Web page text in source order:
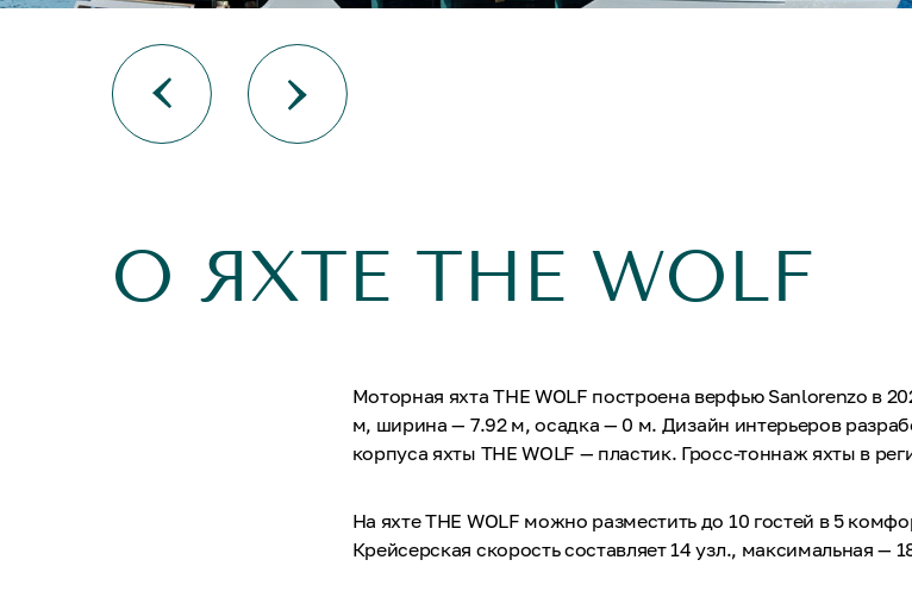
О ЯХТЕ THE WOLF
Моторная яхта THE WOLF построена верфью Sanlorenzo в
м, ширина — 7.92 м, осадка — 0 м. Дизайн интерьеров
корпуса яхты THE WOLF — пластик. Гросс-тоннаж яхты в
На яхте THE WOLF можно разместить до 10 гостей в 5
Крейсерская скорость составляет 14 узл., максимальная —